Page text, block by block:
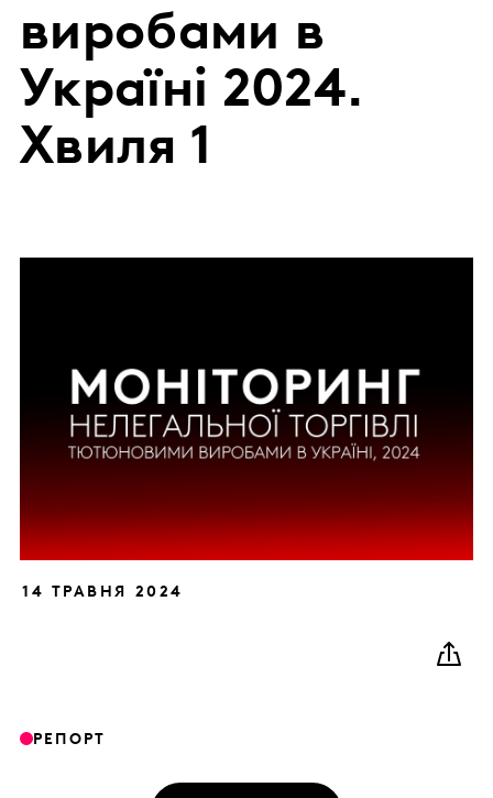
виробами в
Україні 2024.
Хвиля 1
14 ТРАВНЯ 2024
РЕПОРТ